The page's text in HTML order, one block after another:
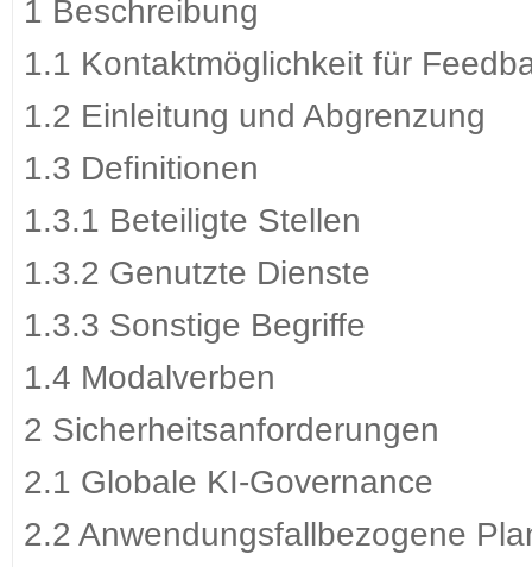
1 Beschreibung
1.1 Kontaktmöglichkeit für
1.2 Einleitung und Abgrenzung
1.3 Definitionen
1.3.1 Beteiligte Stellen
1.3.2 Genutzte Dienste
1.3.3 Sonstige Begriffe
1.4 Modalverben
2 Sicherheitsanforderungen
2.1 Globale KI-Governance
2.2 Anwendungsfallbezogene